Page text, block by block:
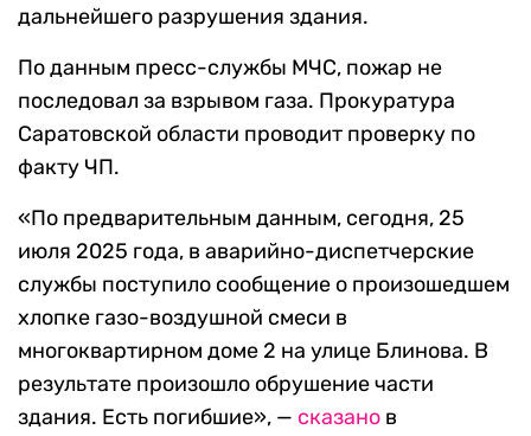
дальнейшего разрушения здания.
По данным пресс-службы МЧС, пожар не
последовал за взрывом газа. Прокуратура
Саратовской области проводит проверку по
факту ЧП.
«По предварительным данным, сегодня, 25
июля 2025 года, в аварийно-диспетчерские
службы поступило сообщение о произошедшем
хлопке газо-воздушной смеси в
многоквартирном доме 2 на улице Блинова. В
результате произошло обрушение части
здания. Есть погибшие», — сказано в